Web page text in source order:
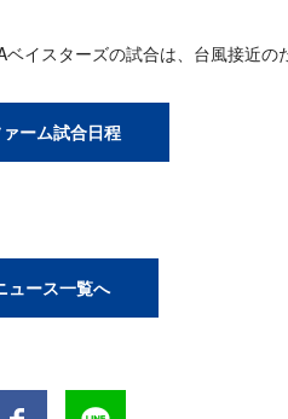
イスターズの試合は、台風接近の
ーム試合日程
ュース一覧へ